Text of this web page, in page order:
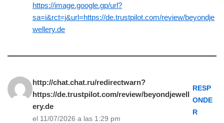
https://image.google.gp/url?
sa=i&rct=j&url=https://de.trustpilot.com/review/beyondje
wellery.de
http://chat.chat.ru/redirectwarn?
https://de.trustpilot.com/review/beyondjewell
ery.de
el 11/07/2026 a las 1:29 pm
RESP
ONDE
R